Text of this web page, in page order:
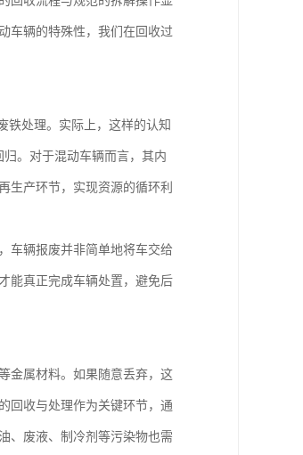
车辆的特殊性，我们在回收过
铁处理。实际上，这样的认知
。对于混动车辆而言，其内
生产环节，实现资源的循环利
车辆报废并非简单地将车交给
能真正完成车辆处置，避免后
金属材料。如果随意丢弃，这
回收与处理作为关键环节，通
、废液、制冷剂等污染物也需